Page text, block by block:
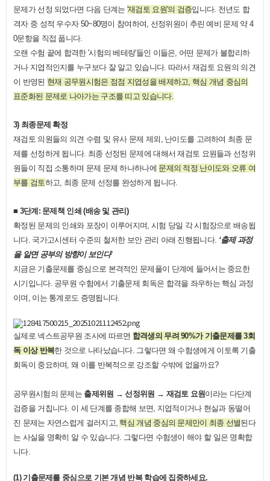
문제가 선정 되었다면 다음 단계는 '재검토 요원'의 검증입니다. 전년도 합
격자 중 성적 우수자 50~80명이 참여하여, 선정위원이 추린 예비 문제 약 4
0문항을 직접 풉니다.
오랜 수험 끝에 합격한 '시험의 베테랑'들인 이들은, 어떤 문제가 불합리하
거나 지엽적인지를 누구보다 잘 알고 있습니다. 따라서 재검토 요원의 의견
이 반영된 현재 공무원시험은 점점 지엽성을 배제하고, 핵심 개념 중심의
표준화된 문제로 나아가는 구조를 띠고 있습니다.
3) 최종문제 확정
재검토 의원들의 의견 수렴 및 유사 문제 제외, 난이도를 고려하여 최종 문
제를 선정하게 됩니다. 최종 선정된 문제에 대해서 재검토 요원들과 선정위
원들이 직접 소통하며 문제 문제 하나하나에 문제의 적정 난이도와 오류 여
부를 검토하고, 최종 문제 선정를 완성하게 됩니다.
■ 3단계: 문제책 인쇄 (배송 및 관리)
확정된 문제의 인쇄와 포장이 이루어지며, 시험 당일 각 시험장으로 배송됩
니다. 국가고시센터 수준의 철저한 보안 관리 아래 진행됩니다. ‘출제 과정
을 알면 공부의 방향이 보인다’
지금은 기출문제를 중심으로 본격적인 문제풀이 단계에 들어서는 중요한
시기입니다. 공무원 수험에서 기출문제 회독은 합격을 좌우하는 핵심 과정
이며, 이는 통계로도 증명됩니다.​
실제로 넥스트공무원 조사에 따르면 합격생의 무려 90%가 기출문제를 3회
독 이상 반복한 것으로 나타났습니다. 그렇다면 왜 수험생에게 이토록 기출
회독이 중요하며, 왜 이를 반복적으로 강조할 수밖에 없을까요?
공무원시험의 문제는 출제위원 → 선정위원 → 재검토 요원 이라는 다단계
검증을 거칩니다. 이 세 단계를 종합해 보면, 지엽적이거나 현실과 동떨어
진 문제는 자연스럽게 걸러지고,핵심 개념 중심의 문제만이 최종 선별된다
는 사실을 명확히 알 수 있습니다. 그렇다면 수험생이 해야 할 일은 명확합
니다.​
(1) 기출문제를 중심으로 기본 개념 반복 학습에 집중하세요.